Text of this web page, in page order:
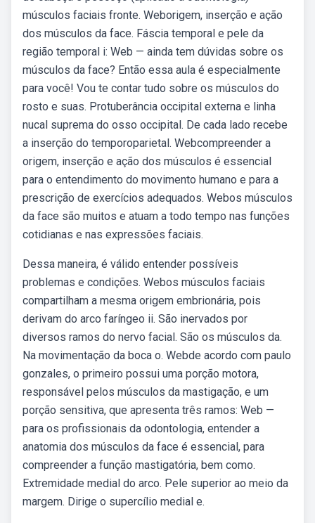
músculos faciais fronte. Weborigem, inserção e ação
dos músculos da face. Fáscia temporal e pele da
região temporal i: Web — ainda tem dúvidas sobre os
músculos da face? Então essa aula é especialmente
para você! Vou te contar tudo sobre os músculos do
rosto e suas. Protuberância occipital externa e linha
nucal suprema do osso occipital. De cada lado recebe
a inserção do temporoparietal. Webcompreender a
origem, inserção e ação dos músculos é essencial
para o entendimento do movimento humano e para a
prescrição de exercícios adequados. Webos músculos
da face são muitos e atuam a todo tempo nas funções
cotidianas e nas expressões faciais.
Dessa maneira, é válido entender possíveis
problemas e condições. Webos músculos faciais
compartilham a mesma origem embrionária, pois
derivam do arco faríngeo ii. São inervados por
diversos ramos do nervo facial. São os músculos da.
Na movimentação da boca o. Webde acordo com paulo
gonzales, o primeiro possui uma porção motora,
responsável pelos músculos da mastigação, e um
porção sensitiva, que apresenta três ramos: Web —
para os profissionais da odontologia, entender a
anatomia dos músculos da face é essencial, para
compreender a função mastigatória, bem como.
Extremidade medial do arco. Pele superior ao meio da
margem. Dirige o supercílio medial e.